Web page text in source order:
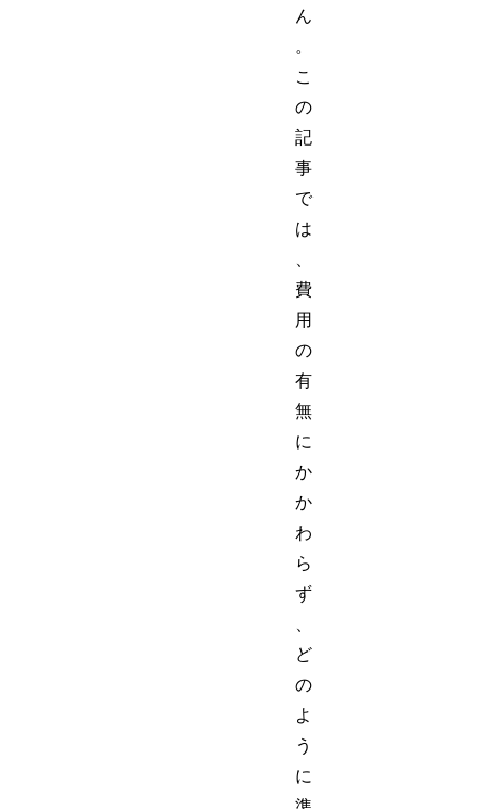
ん
。
こ
の
記
事
で
は
費
用
の
有
無
に
か
か
わ
ら
ず
ど
の
よ
う
に